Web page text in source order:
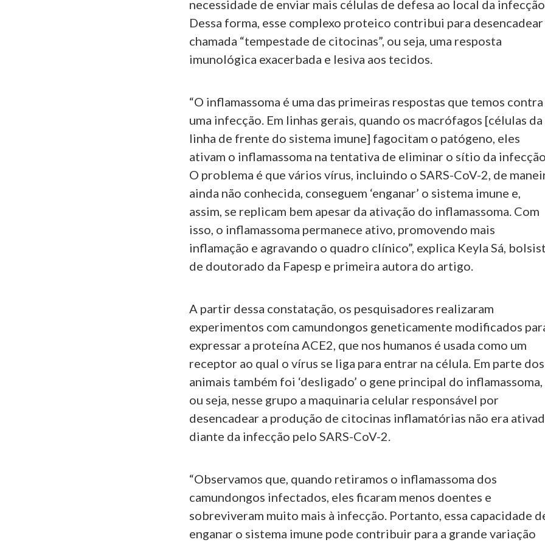
necessidade de enviar mais células de defesa ao local da
Dessa forma, esse complexo proteico contribui para desencadear
chamada “tempestade de citocinas”, ou seja, uma resposta
imunológica exacerbada e lesiva aos tecidos.
“O inflamassoma é uma das primeiras respostas que temos contra
uma infecção. Em linhas gerais, quando os macrófagos [células da
linha de frente do sistema imune] fagocitam o patógeno, eles
ativam o inflamassoma na tentativa de eliminar o sítio da
O problema é que vários vírus, incluindo o SARS-CoV-2, de
ainda não conhecida, conseguem ‘enganar’ o sistema imune e,
assim, se replicam bem apesar da ativação do inflamassoma. Com
isso, o inflamassoma permanece ativo, promovendo mais
inflamação e agravando o quadro clínico”, explica Keyla Sá,
de doutorado da Fapesp e primeira autora do artigo.
A partir dessa constatação, os pesquisadores realizaram
experimentos com camundongos geneticamente modificados
expressar a proteína ACE2, que nos humanos é usada como um
receptor ao qual o vírus se liga para entrar na célula. Em parte dos
animais também foi ‘desligado’ o gene principal do inflamassoma,
ou seja, nesse grupo a maquinaria celular responsável por
desencadear a produção de citocinas inflamatórias não era
diante da infecção pelo SARS-CoV-2.
“Observamos que, quando retiramos o inflamassoma dos
camundongos infectados, eles ficaram menos doentes e
sobreviveram muito mais à infecção. Portanto, essa capacidade
enganar o sistema imune pode contribuir para a grande variação